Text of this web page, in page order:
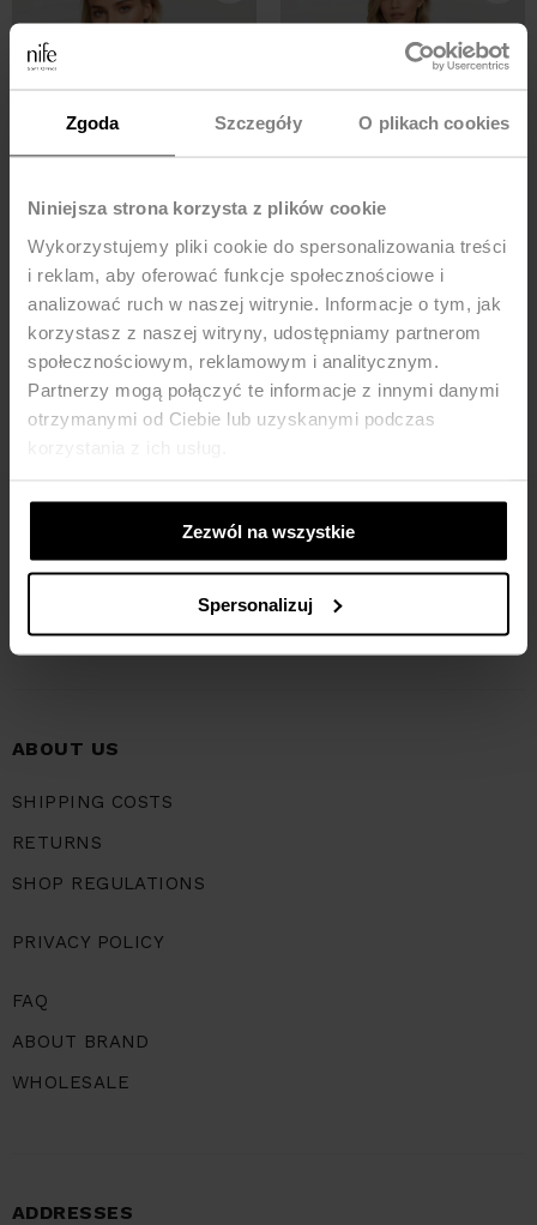
Zgoda Szczegóły O plikach cookies
Niniejsza strona korzysta z plików cookie
Wykorzystujemy pliki cookie do spersonalizowania treści
i reklam, aby oferować funkcje społecznościowe i
analizować ruch w naszej witrynie. Informacje o tym, jak
korzystasz z naszej witryny, udostępniamy partnerom
społecznościowym, reklamowym i analitycznym.
Partnerzy mogą połączyć te informacje z innymi danymi
otrzymanymi od Ciebie lub uzyskanymi podczas
Zezwól na wszystkie
Spersonalizuj
Sweatshirt with short sleeves -
purple
132,93ZŁ 199,90ZŁ
Viscose blouse with sash - black
139,93 ZŁ 199,90ZŁ
ABOUT US
SHIPPING COSTS
RETURNS
SHOP REGULATIONS
PRIVACY POLICY
FAQ
ABOUT BRAND
WHOLESALE
ADDRESSES